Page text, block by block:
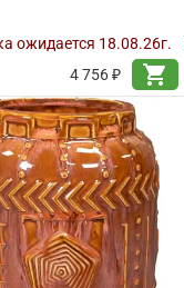
ожидается 18.08.26г.
4 756 ₽
shopping_cart